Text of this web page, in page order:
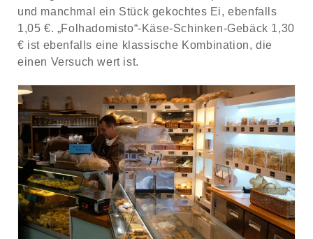
und manchmal ein Stück gekochtes Ei, ebenfalls
1,05 €. „Folhadomisto“-Käse-Schinken-Gebäck 1,30
€ ist ebenfalls eine klassische Kombination, die
einen Versuch wert ist.